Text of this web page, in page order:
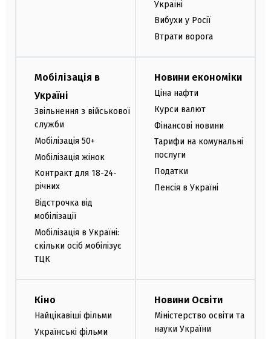
Україні
Вибухи у Росії
Втрати ворога
Мобілізація в
Україні
Звільнення з військової
служби
Мобілізація 50+
Мобілізація жінок
Контракт для 18-24-
річних
Відстрочка від
мобілізації
Мобілізація в Україні:
скільки осіб мобілізує
ТЦК
Новини економіки
Ціна нафти
Курси валют
Фінансові новини
Тарифи на комунальні
послуги
Податки
Пенсія в Україні
Кіно
Найцікавіші фільми
Українські фільми
Новини Освіти
Міністерство освіти та
науки України